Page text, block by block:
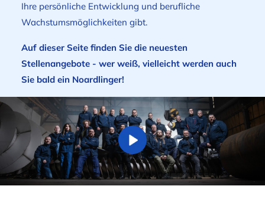
Ihre persönliche Entwicklung und berufliche
Wachstumsmöglichkeiten gibt.
Auf dieser Seite finden Sie die neuesten
Stellenangebote - wer weiß, vielleicht werden auch
Sie bald ein Noardlinger!